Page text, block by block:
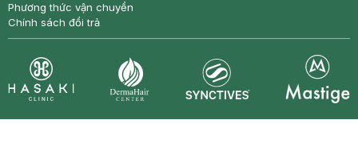
Phương thức vận chuyển
Chính sách đổi trả